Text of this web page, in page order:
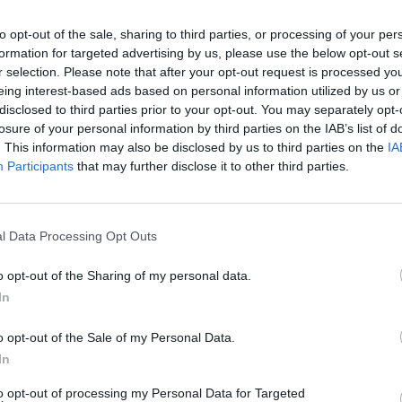
opt-out of the sale, sharing to third parties, or processing of your
for targeted advertising by us, please use the below opt-out
selection. Please note that after your opt-out request is processed
interest-based ads based on personal information utilized by us
to third parties prior to your opt-out. You may separately
of your personal information by third parties on the IAB’s list of
This information may also be disclosed by us to third parties on the
Participants that may further disclose it to other third parties.
Data Processing Opt Outs
opt-out of the Sharing of my personal data.
opt-out of the Sale of my Personal Data.
opt-out of processing my Personal Data for Targeted
que l’on trouve dans les boissons énergisantes,
animaux. Et chez l’homme ?
lesboissons énergisanteset dans des compléments
dans ces produits. La taurine est naturellement un
tous lesanimaux.Elle est ainsi présente dans les produits
viandes,la volaille, le poisson et les fruits de mer.
1.3k
1.3k
4